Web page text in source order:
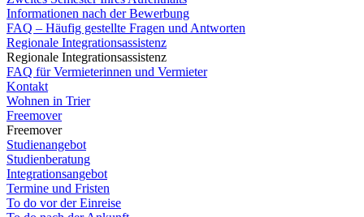
Informationen nach der Bewerbung
FAQ – Häufig gestellte Fragen und Antworten
Regionale Integrationsassistenz
Regionale Integrationsassistenz
FAQ für Vermieterinnen und Vermieter
Kontakt
Wohnen in Trier
Freemover
Freemover
Studienangebot
Studienberatung
Integrationsangebot
Termine und Fristen
To do vor der Einreise